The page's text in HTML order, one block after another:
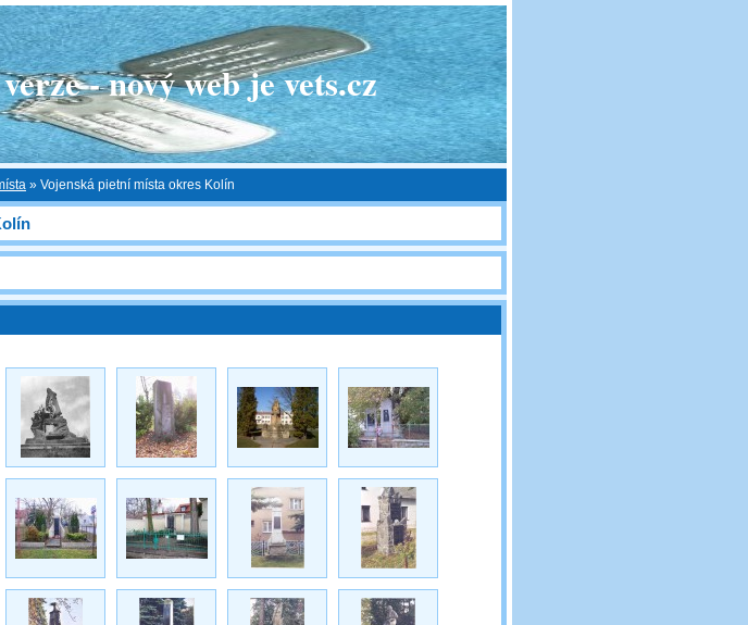
- nový web je vets.cz
» Vojenská pietní místa okres Kolín